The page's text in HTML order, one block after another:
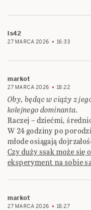
ls42
27 MARCA 2026 16:33
markot
27 MARCA 2026 18:22
Oby, będąc w ciąży z
kolejnego dominanta.
Raczej – dziećmi,
W 24 godziny po
młode osiągają
Czy duży ssak może się
eksperyment na sobie
markot
27 MARCA 2026 18:27